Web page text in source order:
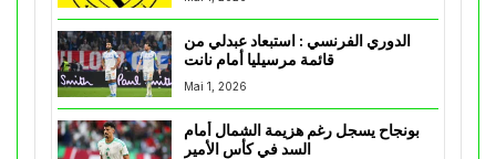
الدوري الفرنسي : استبعاد عبدلي من
قائمة مرسيليا أمام نانت
Mai 1, 2026
بونجاح يسجل رغم هزيمة الشمال أمام
السد في كأس الأمير